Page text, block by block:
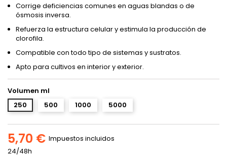
Corrige deficiencias comunes en aguas blandas o de
ósmosis inversa.
Refuerza la estructura celular y estimula la producción de
clorofila.
Compatible con todo tipo de sistemas y sustratos.
Apto para cultivos en interior y exterior.
Volumen ml
250
500 1000 5000
5,70 € Impuestos incluidos
24/48h